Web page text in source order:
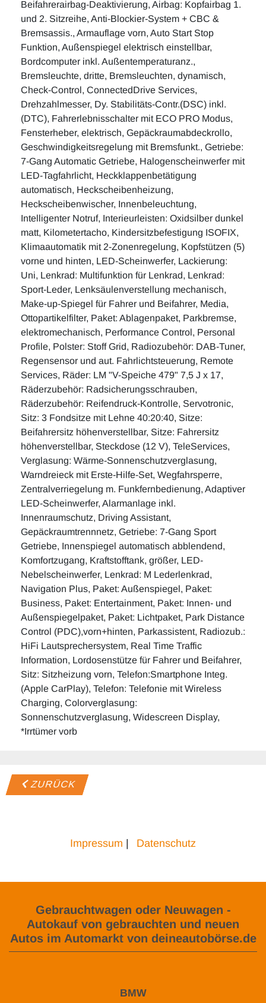
Beifahrerairbag-Deaktivierung, Airbag: Kopfairbag 1.
und 2. Sitzreihe, Anti-Blockier-System + CBC &
Bremsassis., Armauflage vorn, Auto Start Stop
Funktion, Außenspiegel elektrisch einstellbar,
Bordcomputer inkl. Außentemperaturanz.,
Bremsleuchte, dritte, Bremsleuchten, dynamisch,
Check-Control, ConnectedDrive Services,
Drehzahlmesser, Dy. Stabilitäts-Contr.(DSC) inkl.
(DTC), Fahrerlebnisschalter mit ECO PRO Modus,
Fensterheber, elektrisch, Gepäckraumabdeckrollo,
Geschwindigkeitsregelung mit Bremsfunkt., Getriebe:
7-Gang Automatic Getriebe, Halogenscheinwerfer mit
LED-Tagfahrlicht, Heckklappenbetätigung
automatisch, Heckscheibenheizung,
Heckscheibenwischer, Innenbeleuchtung,
Intelligenter Notruf, Interieurleisten: Oxidsilber dunkel
matt, Kilometertacho, Kindersitzbefestigung ISOFIX,
Klimaautomatik mit 2-Zonenregelung, Kopfstützen (5)
vorne und hinten, LED-Scheinwerfer, Lackierung:
Uni, Lenkrad: Multifunktion für Lenkrad, Lenkrad:
Sport-Leder, Lenksäulenverstellung mechanisch,
Make-up-Spiegel für Fahrer und Beifahrer, Media,
Ottopartikelfilter, Paket: Ablagenpaket, Parkbremse,
elektromechanisch, Performance Control, Personal
Profile, Polster: Stoff Grid, Radiozubehör: DAB-Tuner,
Regensensor und aut. Fahrlichtsteuerung, Remote
Services, Räder: LM "V-Speiche 479" 7,5 J x 17,
Räderzubehör: Radsicherungsschrauben,
Räderzubehör: Reifendruck-Kontrolle, Servotronic,
Sitz: 3 Fondsitze mit Lehne 40:20:40, Sitze:
Beifahrersitz höhenverstellbar, Sitze: Fahrersitz
höhenverstellbar, Steckdose (12 V), TeleServices,
Verglasung: Wärme-Sonnenschutzverglasung,
Warndreieck mit Erste-Hilfe-Set, Wegfahrsperre,
Zentralverriegelung m. Funkfernbedienung, Adaptiver
LED-Scheinwerfer, Alarmanlage inkl.
Innenraumschutz, Driving Assistant,
Gepäckraumtrennnetz, Getriebe: 7-Gang Sport
Getriebe, Innenspiegel automatisch abblendend,
Komfortzugang, Kraftstofftank, größer, LED-
Nebelscheinwerfer, Lenkrad: M Lederlenkrad,
Navigation Plus, Paket: Außenspiegel, Paket:
Business, Paket: Entertainment, Paket: Innen- und
Außenspiegelpaket, Paket: Lichtpaket, Park Distance
Control (PDC),vorn+hinten, Parkassistent, Radiozub.:
HiFi Lautsprechersystem, Real Time Traffic
Information, Lordosenstütze für Fahrer und Beifahrer,
Sitz: Sitzheizung vorn, Telefon:Smartphone Integ.
(Apple CarPlay), Telefon: Telefonie mit Wireless
Charging, Colorverglasung:
Sonnenschutzverglasung, Widescreen Display,
*Irrtümer vorb
ZURÜCK
Impressum | Datenschutz
Gebrauchtwagen oder Neuwagen -
Autokauf von gebrauchten und neuen
Autos im Automarkt von deineautobörse.de
BMW